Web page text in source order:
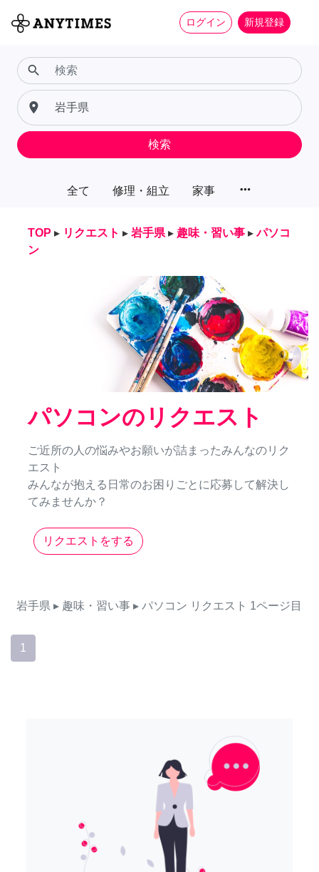
ログイン 新規登録
全て 修理・組立 家事 more_horiz
search
place
検索
TOP ▸ リクエスト ▸ 岩手県 ▸ 趣味・習い事 ▸ パソコ
ン
パソコンのリクエスト
ご近所の人の悩みやお願いが詰まったみんなのリク
エスト
みんなが抱える日常のお困りごとに応募して解決し
てみませんか？
リクエストをする
岩手県 ▸ 趣味・習い事 ▸ パソコン リクエスト 1ページ目
1